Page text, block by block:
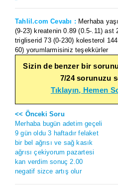
Tahlil.com Cevabı : Merhaba
(9-23) kreatenin 0.89 (0.5-.11) ast
trigliserid 73 (0-230) kolesterol
60) yorumlarmisiniz teşekkürler
Sizin de benzer bir
7/24 sorunuzu
Tıklayın, Hemen
<< Önceki Soru
Merhaba bugün adetim geçeli
9 gün oldu 3 haftadır felaket
bir bel ağrısı ve sağ kasık
ağrısı çekiyorum pazartesi
kan verdim sonuç 2.00
negatif sizce artış olur